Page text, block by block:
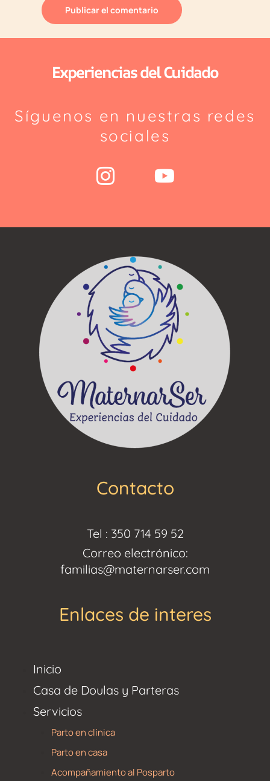
Experiencias del Cuidado
Síguenos en nuestras redes
sociales
Contacto
Tel : 350 714 59 52
Correo electrónico:
familias@maternarser.com
Enlaces de interes
Inicio
Casa de Doulas y Parteras
Servicios
Parto en clínica
Parto en casa
Acompañamiento al Posparto